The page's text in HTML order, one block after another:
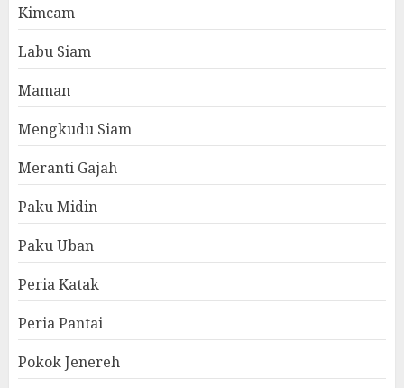
Kimcam
Labu Siam
Maman
Mengkudu Siam
Meranti Gajah
Paku Midin
Paku Uban
Peria Katak
Peria Pantai
Pokok Jenereh